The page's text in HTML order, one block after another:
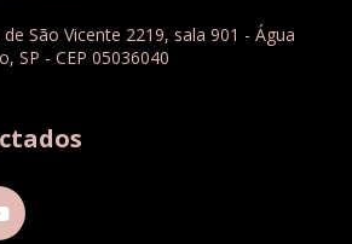
São Vicente 2219, sala 901 - Água
SP - CEP 05036040